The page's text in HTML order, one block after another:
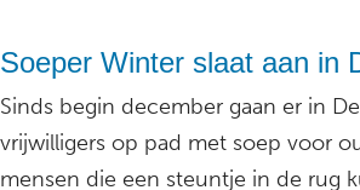
Soeper Winter slaat aan in
Sinds begin december gaan er in
vrijwilligers op pad met soep voor
mensen die een steuntje in de rug